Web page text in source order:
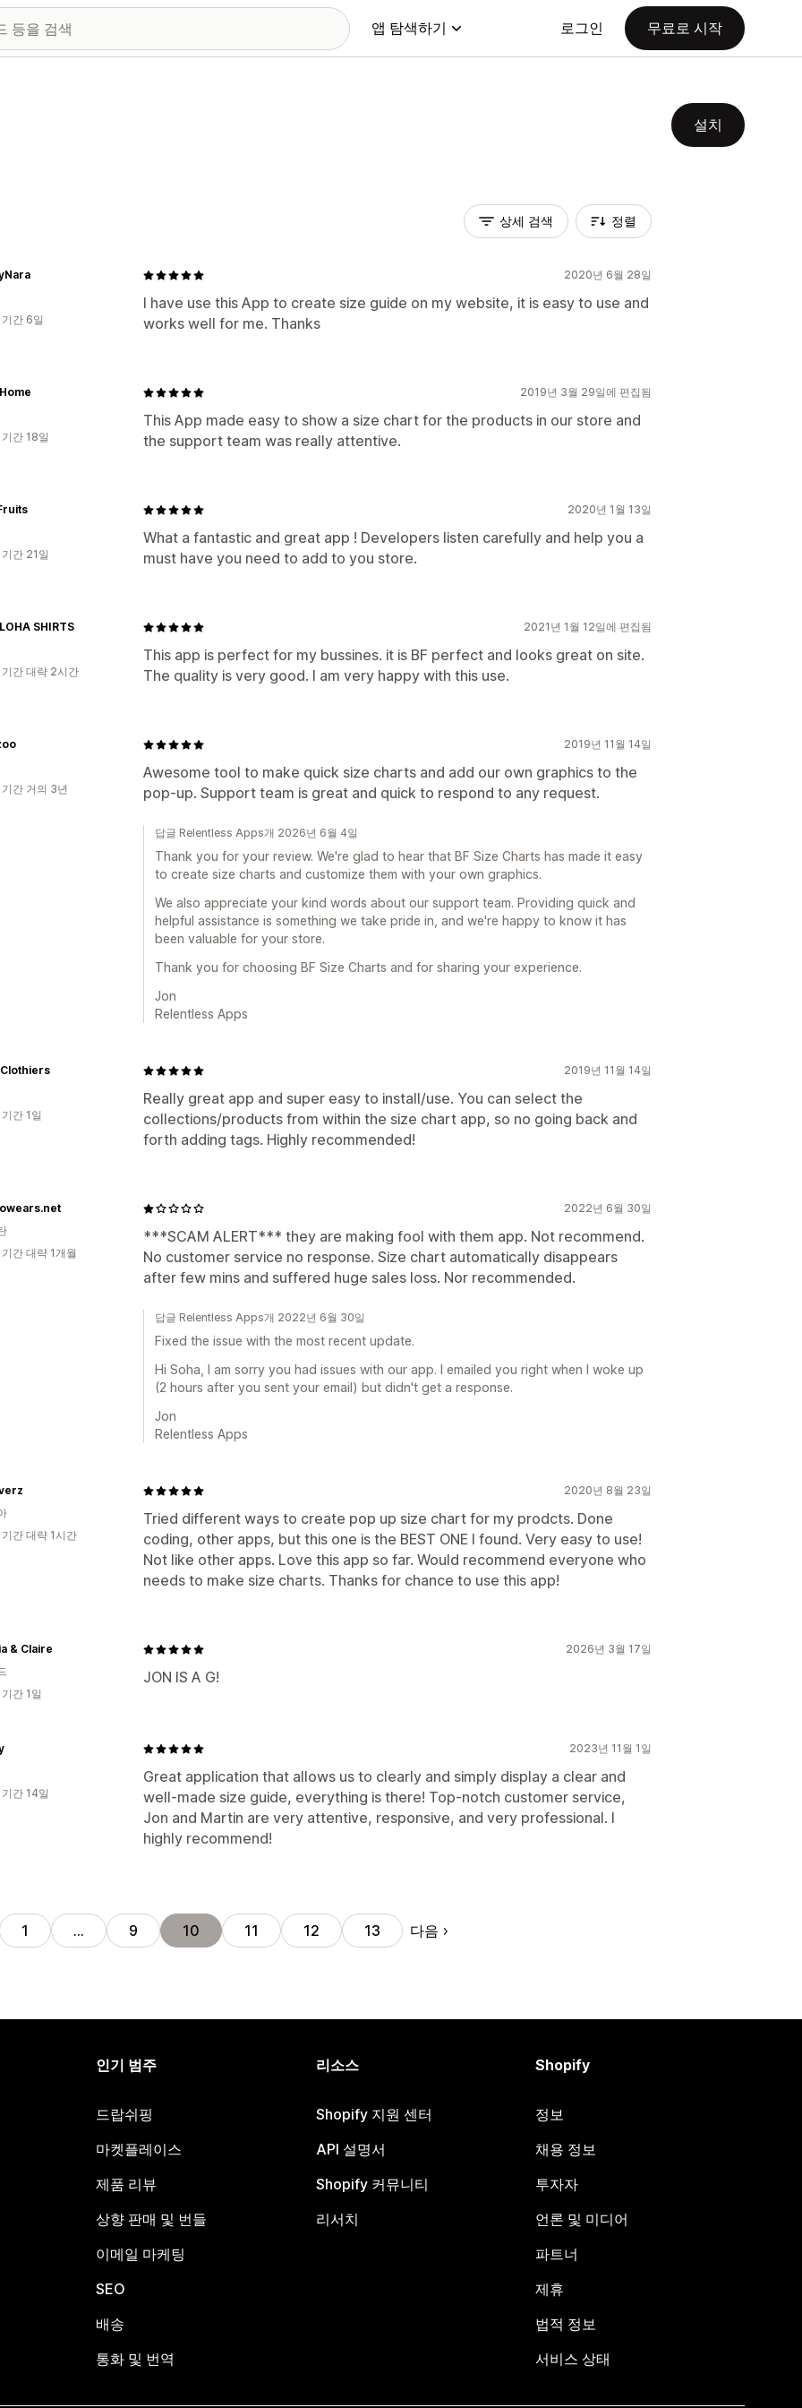
앱 탐색하기 로그인 무료로 시작
설치
상세 검색 정렬
2020년 6월 28일
I have use this App to create size guide on my website, it is easy to use and
works well for me. Thanks
간 6일
2019년 3월 29일에 편집됨
This App made easy to show a size chart for the products in our store and
the support team was really attentive.
간 18일
2020년 1월 13일
What a fantastic and great app ! Developers listen carefully and help you a
must have you need to add to you store.
간 21일
2021년 1월 12일에 편집됨
This app is perfect for my bussines. it is BF perfect and looks great on site.
The quality is very good. I am very happy with this use.
SHIRTS
간 대략 2시간
2019년 11월 14일
Awesome tool to make quick size charts and add our own graphics to the
pop-up. Support team is great and quick to respond to any request.
간 거의 3년
답글 Relentless Apps개 2026년 6월 4일
Thank you for your review. We're glad to hear that BF Size Charts has made it easy
to create size charts and customize them with your own graphics.
We also appreciate your kind words about our support team. Providing quick and
helpful assistance is something we take pride in, and we're happy to know it has
been valuable for your store.
Thank you for choosing BF Size Charts and for sharing your experience.
Jon
Relentless Apps
2019년 11월 14일
Really great app and super easy to install/use. You can select the
collections/products from within the size chart app, so no going back and
forth adding tags. Highly recommended!
간 1일
2022년 6월 30일
***SCAM ALERT*** they are making fool with them app. Not recommend.
No customer service no response. Size chart automatically disappears
after few mins and suffered huge sales loss. Nor recommended.
간 대략 1개월
답글 Relentless Apps개 2022년 6월 30일
Fixed the issue with the most recent update.
Hi Soha, I am sorry you had issues with our app. I emailed you right when I woke up
(2 hours after you sent your email) but didn't get a response.
Jon
Relentless Apps
2020년 8월 23일
Tried different ways to create pop up size chart for my prodcts. Done
coding, other apps, but this one is the BEST ONE I found. Very easy to use!
Not like other apps. Love this app so far. Would recommend everyone who
needs to make size charts. Thanks for chance to use this app!
간 대략 1시간
2026년 3월 17일
JON IS A G!
& Claire
간 1일
2023년 11월 1일
Great application that allows us to clearly and simply display a clear and
well-made size guide, everything is there! Top-notch customer service,
Jon and Martin are very attentive, responsive, and very professional. I
highly recommend!
간 14일
1 … 9 10 11 12 13 다음
인기 범주
드랍쉬핑
마켓플레이스
제품 리뷰
상향 판매 및 번들
이메일 마케팅
SEO
배송
통화 및 번역
리소스
Shopify 지원 센터
API 설명서
Shopify 커뮤니티
리서치
Shopify
정보
채용 정보
투자자
언론 및 미디어
파트너
제휴
법적 정보
서비스 상태